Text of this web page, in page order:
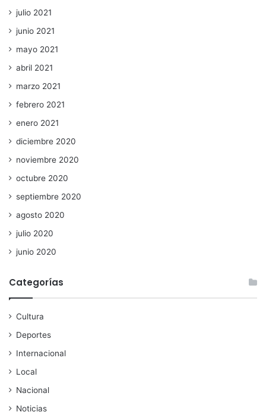
julio 2021
junio 2021
mayo 2021
abril 2021
marzo 2021
febrero 2021
enero 2021
diciembre 2020
noviembre 2020
octubre 2020
septiembre 2020
agosto 2020
julio 2020
junio 2020
Categorías
Cultura
Deportes
Internacional
Local
Nacional
Noticias